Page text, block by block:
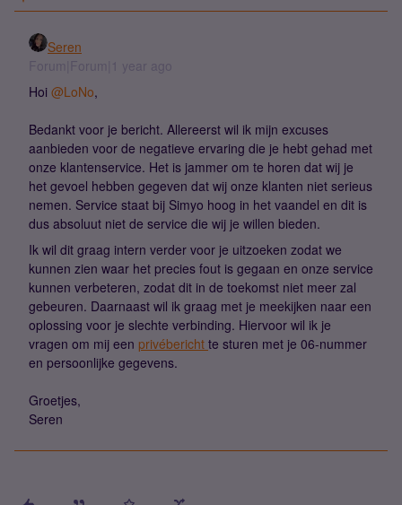
Seren
Forum|Forum|1 year ago
Hoi ​ @LoNo,
Bedankt voor je bericht. Allereerst wil ik mijn excuses
aanbieden voor de negatieve ervaring die je hebt gehad met
onze klantenservice. Het is jammer om te horen dat wij je
het gevoel hebben gegeven dat wij onze klanten niet serieus
nemen. Service staat bij Simyo hoog in het vaandel en dit is
dus absoluut niet de service die wij je willen bieden.
Ik wil dit graag intern verder voor je uitzoeken zodat we
kunnen zien waar het precies fout is gegaan en onze service
kunnen verbeteren, zodat dit in de toekomst niet meer zal
gebeuren. Daarnaast wil ik graag met je meekijken naar een
oplossing voor je slechte verbinding. Hiervoor wil ik je
vragen om mij een privébericht te sturen met je 06-nummer
en persoonlijke gegevens.
Groetjes,
Seren